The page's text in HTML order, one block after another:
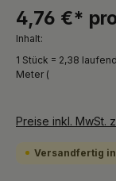
4,76 €*
Inhalt:
1 Stück = 2,38
Meter (
Preise inkl. MwSt.
Versandfertig